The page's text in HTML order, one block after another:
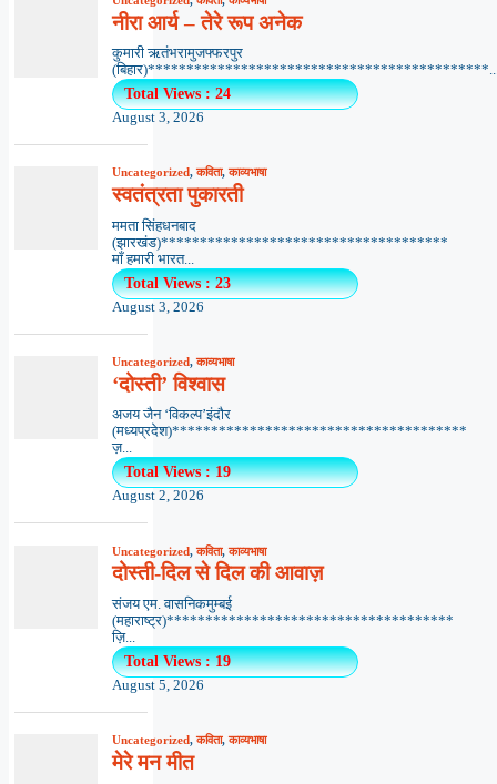
नीरा आर्य – तेरे रूप अनेक
कुमारी ऋतंभरामुजफ्फरपुर
Total Views : 24
August 3, 2026
Uncategorized,कविता,काव्यभाषा
स्वतंत्रता पुकारती
ममता सिंहधनबाद
(झारखंड)*************************************
माँ हमारी भारत...
Total Views : 23
August 3, 2026
Uncategorized,काव्यभाषा
‘दोस्ती’ विश्वास
अजय जैन ‘विकल्प’इंदौर
(मध्यप्रदेश)**************************************
ज़...
Total Views : 19
August 2, 2026
Uncategorized,कविता,काव्यभाषा
दोस्ती-दिल से दिल की आवाज़
संजय एम. वासनिकमुम्बई
(महाराष्ट्र)*************************************
ज़ि...
Total Views : 19
August 5, 2026
Uncategorized,कविता,काव्यभाषा
मेरे मन मीत